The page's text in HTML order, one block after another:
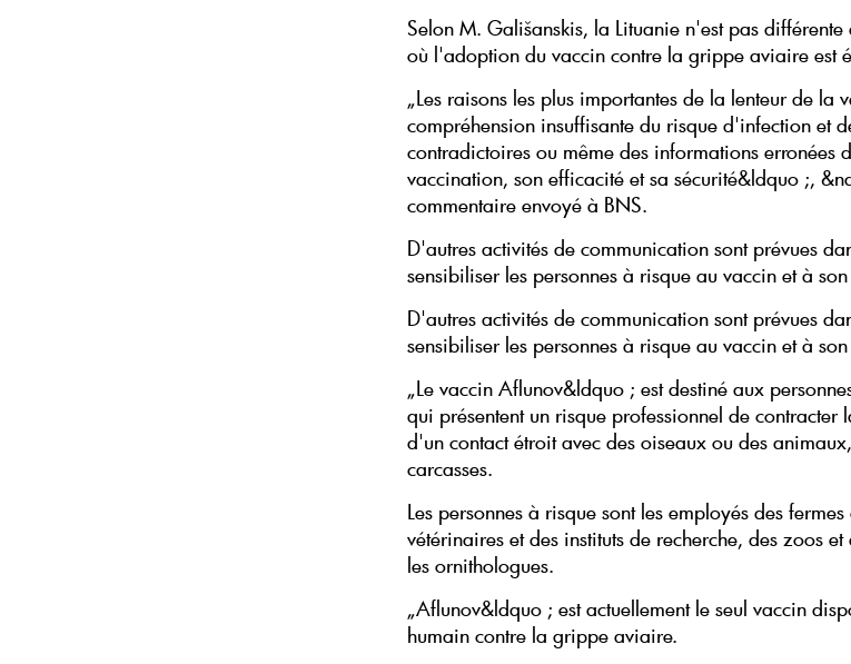
Selon M. Gališanskis, la Lituanie n'est pas différente
où l'adoption du vaccin contre la grippe aviaire est
„Les raisons les plus importantes de la lenteur de la
compréhension insuffisante du risque d'infection et
contradictoires ou même des informations erronées
vaccination, son efficacité et sa sécurité&ldquo ;,
commentaire envoyé à BNS.
D'autres activités de communication sont prévues
sensibiliser les personnes à risque au vaccin et à
D'autres activités de communication sont prévues
sensibiliser les personnes à risque au vaccin et à
„Le vaccin Aflunov&ldquo ; est destiné aux
qui présentent un risque professionnel de
d'un contact étroit avec des oiseaux ou des
carcasses.
Les personnes à risque sont les employés des
vétérinaires et des instituts de recherche, des zoos et
les ornithologues.
„Aflunov&ldquo ; est actuellement le seul vaccin
humain contre la grippe aviaire.